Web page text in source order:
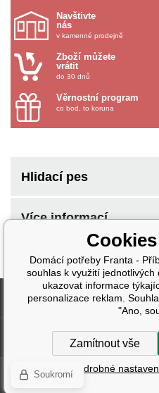
Navštivte
nás
v kamenné prodejně
Zboží můžete
vrátit
do 30 dnů
Věrnostní program
co bod, to koruna
Hlidací pes
Více informací
Fakturační údaje
Další informace
Pronájem eshopu zajišťuje
Domácí potřeby Franta -
souhlas k využití
ukazovat informace
personalizace reklam.
"Ano,
Zamítnout vše
Podrobné
Soukromí